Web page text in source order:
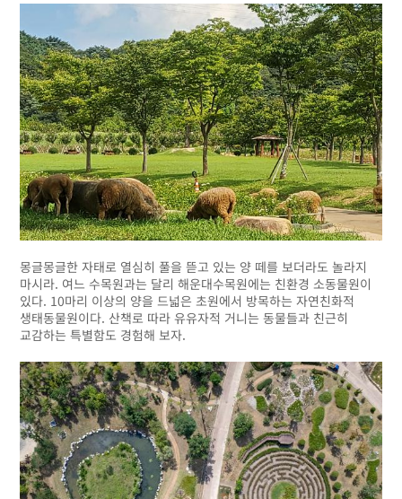
몽글몽글한 자태로 열심히 풀을 뜯고 있는 양 떼를 보더라도 놀라지
마시라. 여느 수목원과는 달리 해운대수목원에는 친환경 소동물원이
있다. 10마리 이상의 양을 드넓은 초원에서 방목하는 자연친화적
생태동물원이다. 산책로 따라 유유자적 거니는 동물들과 친근히
교감하는 특별함도 경험해 보자.